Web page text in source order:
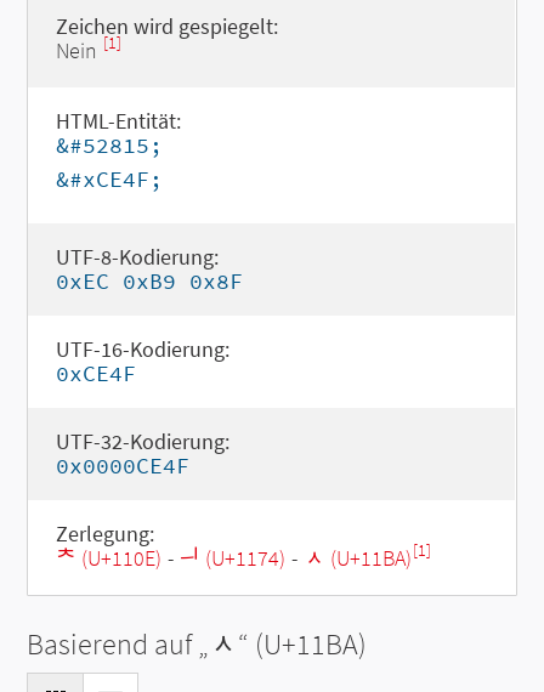
Zeichen wird gespiegelt:
Nein [1]
HTML-Entität:
&#52815;
&#xCE4F;
UTF-8-Kodierung:
0xEC 0xB9 0x8F
UTF-16-Kodierung:
0xCE4F
UTF-32-Kodierung:
0x0000CE4F
Zerlegung:
ᄎ (U+110E) - ᅴ (U+1174) - ᆺ (U+11BA)[1]
Basierend auf „ᆺ“ (U+11BA)